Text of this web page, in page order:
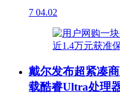
7 04.02
戴尔发布超紧凑
载酷睿Ultra处理